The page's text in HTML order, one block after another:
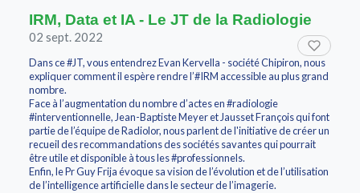
IRM, Data et IA - Le JT de la Radiologie
02 sept. 2022
Dans ce #JT, vous entendrez Evan Kervella - société Chipiron, nous
expliquer comment il espère rendre l’#IRM accessible au plus grand
nombre.
Face à l’augmentation du nombre d’actes en #radiologie
#interventionnelle, Jean-Baptiste Meyer et Jausset François qui font
partie de l’équipe de Radiolor, nous parlent de l'initiative de créer un
recueil des recommandations des sociétés savantes qui pourrait
être utile et disponible à tous les #professionnels.
Enfin, le Pr Guy Frija évoque sa vision de l’évolution et de l’utilisation
de l’intelligence artificielle dans le secteur de l’imagerie.